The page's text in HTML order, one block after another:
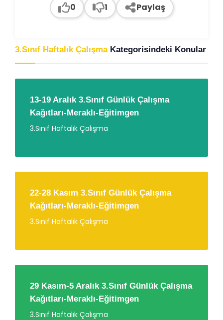
0 1 Paylaş
3.Sınıf Haftalık ÇalışmaKategorisindeki Konular
13-19 Aralık 3.Sınıf Günlük Çalışma
Kağıtları-Meraklı-Eğitimgen
3.Sınıf Haftalık Çalışma
22-28 Kasım 3.Sınıf Günlük Çalışma
Kağıtları-Meraklı-Eğitimgen
3.Sınıf Haftalık Çalışma
29 Kasım-5 Aralık 3.Sınıf Günlük Çalışma
Kağıtları-Meraklı-Eğitimgen
3.Sınıf Haftalık Çalışma